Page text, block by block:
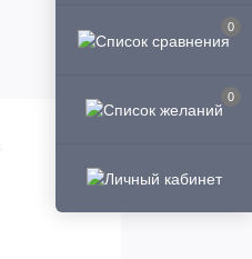
0
0